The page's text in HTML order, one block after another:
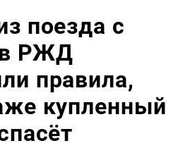
поезда с
РЖД
правила,
купленный